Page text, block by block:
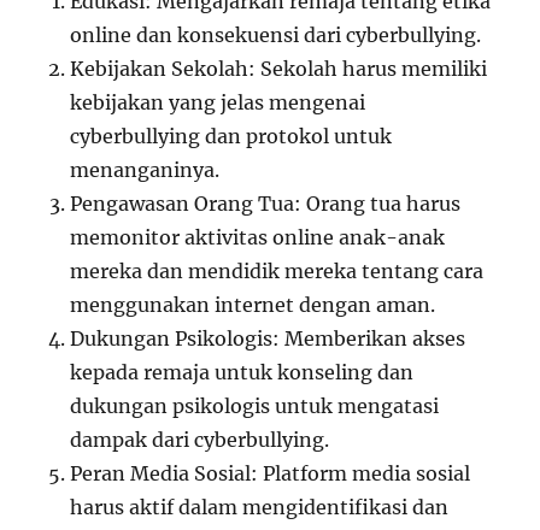
online dan konsekuensi dari cyberbullying.
Kebijakan Sekolah: Sekolah harus memiliki
kebijakan yang jelas mengenai
cyberbullying dan protokol untuk
menanganinya.
Pengawasan Orang Tua: Orang tua harus
memonitor aktivitas online anak-anak
mereka dan mendidik mereka tentang cara
menggunakan internet dengan aman.
Dukungan Psikologis: Memberikan akses
kepada remaja untuk konseling dan
dukungan psikologis untuk mengatasi
dampak dari cyberbullying.
Peran Media Sosial: Platform media sosial
harus aktif dalam mengidentifikasi dan